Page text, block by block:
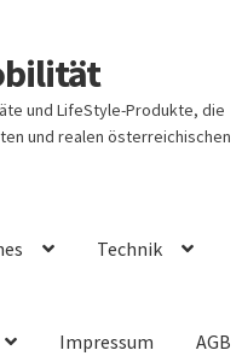
und LifeStyle-Produkte, die
und realen österreichischen
Technik
Impressum AGB